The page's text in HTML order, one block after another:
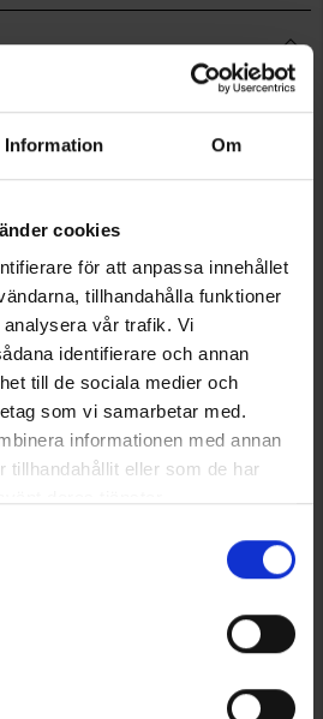
Information Om
cookies
för att anpassa innehållet
tillhandahålla funktioner
vår trafik. Vi
identifierare och annan
till de sociala medier och
som vi samarbetar med.
informationen med annan
tillhandahållit eller som de har
Kiinnitä trofeet helposti sileille
100 % FCF-sertifioidusta
Tammilehti Villisian kilpi